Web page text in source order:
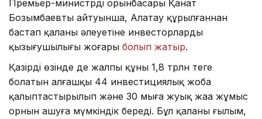
Премьер-министрдің орынбасары Қанат
Бозымбаевтың айтуынша, Алатау құрылғаннан
бастап қаланың әлеуетіне инвесторлардың
қызығушылығы жоғары болып жатыр.
Қазірдің өзінде де жалпы құны 1,8 трлн теңге
болатын алғашқы 44 инвестициялық жоба
қалыптастырылып және 30 мыңға жуық жаңа жұмыс
орнын ашуға мүмкіндік береді. Бұл қаланың ғылым,